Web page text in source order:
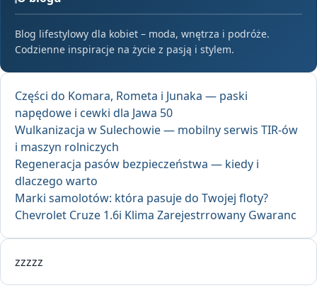
Blog lifestylowy dla kobiet – moda, wnętrza i podróże.
Codzienne inspiracje na życie z pasją i stylem.
Części do Komara, Rometa i Junaka — paski
napędowe i cewki dla Jawa 50
Wulkanizacja w Sulechowie — mobilny serwis TIR-ów
i maszyn rolniczych
Regeneracja pasów bezpieczeństwa — kiedy i
dlaczego warto
Marki samolotów: która pasuje do Twojej floty?
Chevrolet Cruze 1.6i Klima Zarejestrrowany Gwaranc
zzzzz